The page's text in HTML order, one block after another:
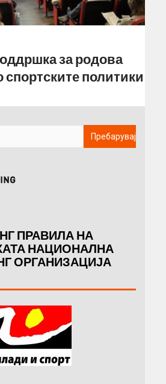
за родова
спортските политики
ПРАВИЛА НА
НАЦИОНАЛНА
ОРГАНИЗАЦИЈА